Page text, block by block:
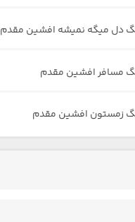
دل میگه نمیشه افشین مقدم
مسافر افشین مقدم
زمستون افشین مقدم